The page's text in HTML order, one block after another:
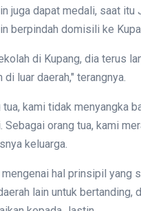
juga dapat medali, saat
berpindah domisili ke
di Kupang, dia terus
di luar daerah," terangnya.
tua, kami tidak menyangka
Sebagai orang tua, kami
keluarga.
hal prinsipil yang
lain untuk bertanding,